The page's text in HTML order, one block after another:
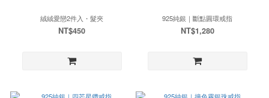
絨絨愛戀2件入・髮夾
NT$450
925純銀｜斷點圓環戒指
NT$1,280